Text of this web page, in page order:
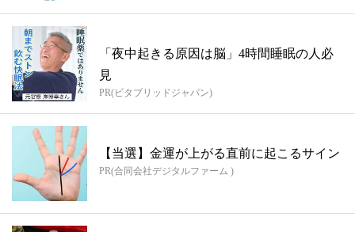
「夜中起きる原因は脳」4時間睡眠の人必
見
PR(ビタブリッドジャパン)
【当選】金運が上がる直前に起こるサイン
PR(合同会社デジタルファーム )